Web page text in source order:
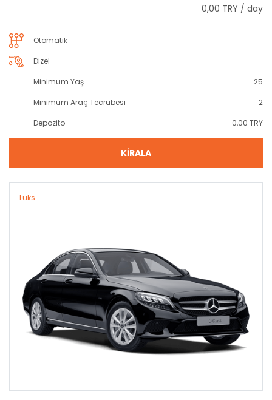
0,00 TRY / day
Otomatik
Dizel
Minimum Yaş
25
Minimum Araç Tecrübesi
2
Depozito
0,00 TRY
KİRALA
Lüks